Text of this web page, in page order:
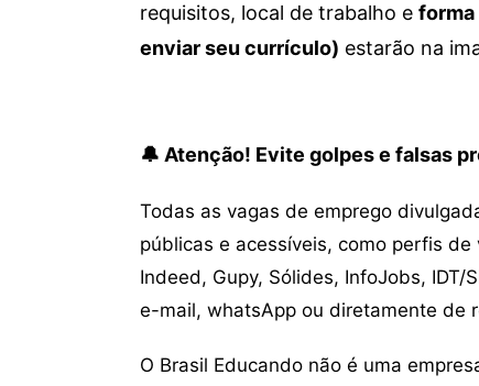
requisitos, local de trabalho e forma
enviar seu currículo) estarão na
🔔 Atenção! Evite golpes e falsas
Todas as vagas de emprego
públicas e acessíveis, como perfis
Indeed, Gupy, Sólides, InfoJobs,
e-mail, whatsApp ou diretamente de
O Brasil Educando não é uma